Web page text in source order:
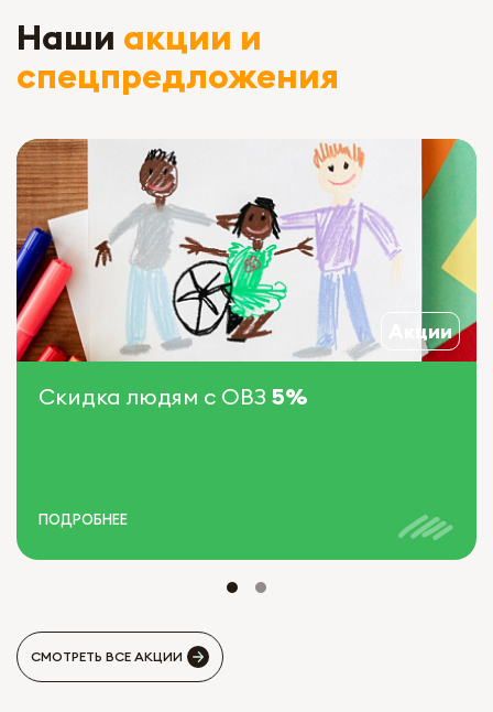
Наши акции и
спецпредложения
Акции
Скидка людям с ОВЗ 5%
ПОДРОБНЕЕ
СМОТРЕТЬ ВСЕ АКЦИИ